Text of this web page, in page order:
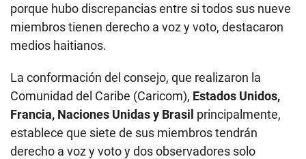
porque hubo discrepancias entre si todos sus nueve
miembros tienen derecho a voz y voto, destacaron
medios haitianos.
La conformación del consejo, que realizaron la
Comunidad del Caribe (Caricom), Estados Unidos,
Francia, Naciones Unidas y Brasil principalmente,
establece que siete de sus miembros tendrán
derecho a voz y voto y dos observadores solo